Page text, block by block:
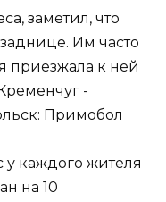
заметил, что
Им часто
приезжала к ней
-
Примобол
у каждого жителя
на 10